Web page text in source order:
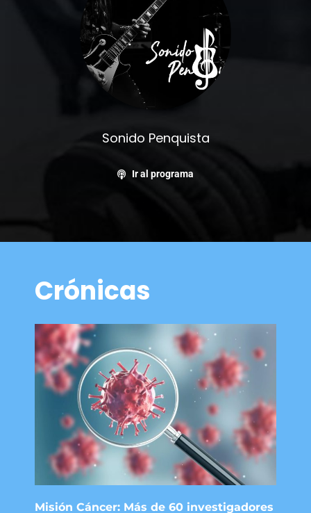
Sonido Penquista
Ir al programa
Crónicas
Misión Cáncer: Más de 60 investigadores